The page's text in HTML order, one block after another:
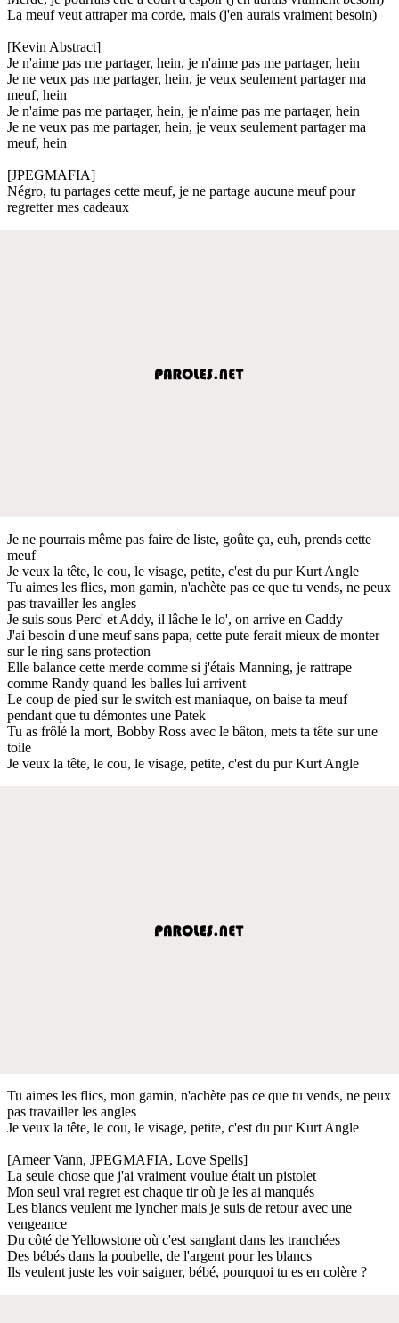
La meuf veut attraper ma corde, mais (j'en aurais vraiment besoin)
[Kevin Abstract]
Je n'aime pas me partager, hein, je n'aime pas me partager, hein
Je ne veux pas me partager, hein, je veux seulement partager ma
meuf, hein
Je n'aime pas me partager, hein, je n'aime pas me partager, hein
Je ne veux pas me partager, hein, je veux seulement partager ma
meuf, hein
[JPEGMAFIA]
Négro, tu partages cette meuf, je ne partage aucune meuf pour
regretter mes cadeaux
Je ne pourrais même pas faire de liste, goûte ça, euh, prends cette
meuf
Je veux la tête, le cou, le visage, petite, c'est du pur Kurt Angle
Tu aimes les flics, mon gamin, n'achète pas ce que tu vends, ne peux
pas travailler les angles
Je suis sous Perc' et Addy, il lâche le lo', on arrive en Caddy
J'ai besoin d'une meuf sans papa, cette pute ferait mieux de monter
sur le ring sans protection
Elle balance cette merde comme si j'étais Manning, je rattrape
comme Randy quand les balles lui arrivent
Le coup de pied sur le switch est maniaque, on baise ta meuf
pendant que tu démontes une Patek
Tu as frôlé la mort, Bobby Ross avec le bâton, mets ta tête sur une
toile
Je veux la tête, le cou, le visage, petite, c'est du pur Kurt Angle
Tu aimes les flics, mon gamin, n'achète pas ce que tu vends, ne peux
pas travailler les angles
Je veux la tête, le cou, le visage, petite, c'est du pur Kurt Angle
[Ameer Vann, JPEGMAFIA, Love Spells]
La seule chose que j'ai vraiment voulue était un pistolet
Mon seul vrai regret est chaque tir où je les ai manqués
Les blancs veulent me lyncher mais je suis de retour avec une
vengeance
Du côté de Yellowstone où c'est sanglant dans les tranchées
Des bébés dans la poubelle, de l'argent pour les blancs
Ils veulent juste les voir saigner, bébé, pourquoi tu es en colère ?